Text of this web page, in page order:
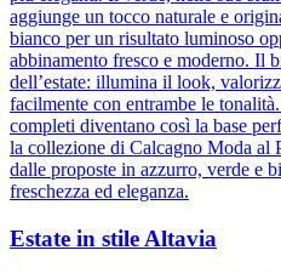
aggiunge un tocco naturale e
bianco per un risultato luminoso
abbinamento fresco e moderno. Il
dell’estate: illumina il look,
facilmente con entrambe le
completi diventano così la base
la collezione di Calcagno Moda al
dalle proposte in azzurro, verde e
freschezza ed eleganza.
Estate in stile Altavia